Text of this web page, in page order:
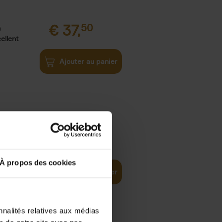
À propos des cookies
relatives aux médias
€ 37,50
Ajouter au panier
world 29,99
Ajouter au panier